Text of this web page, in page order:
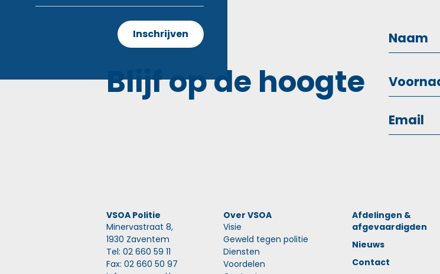
Blijf op de hoogte
VSOA Politie
Minervastraat 8,
1930 Zaventem
Tel: 02 660 59 11
Fax: 02 660 50 97
Over VSOA
Visie
Geweld tegen politie
Diensten
Voordelen
Afdelingen &
afgevaardigden
Nieuws
Contact